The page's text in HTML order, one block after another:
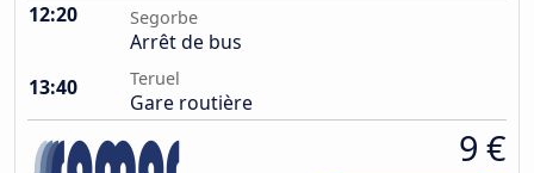
12:20 Segorbe
Arrêt de bus
13:40
Teruel
Gare routière
9 €